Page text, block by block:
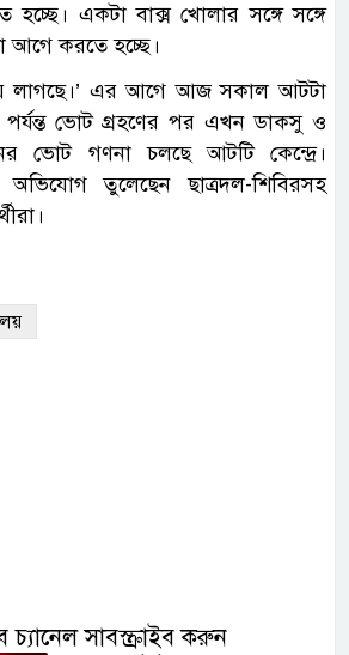
হচ্ছে। একটা বাক্স খোলার সঙ্গে সঙ্গে
আগে করতে হচ্ছে।
এর আগে আজ সকাল আটটা
পর্যন্ত ভোট গ্রহণের পর এখন ডাকসু ও
ভোট গণনা চলছে আটটি কেন্দ্রে।
অভিযোগ তুলেছেন ছাত্রদল-শিবিরসহ
চ্যানেল সাবস্ক্রাইব করুন